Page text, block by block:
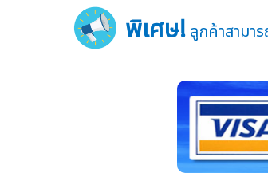
พิเศษ! ลูกค้าสามา